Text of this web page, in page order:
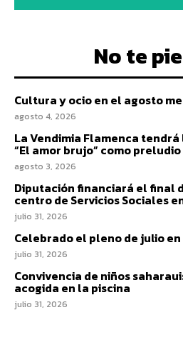
No te
Cultura y ocio en el agosto
agosto 4, 2026
La Vendimia Flamenca
“El amor brujo” como preludio
agosto 3, 2026
Diputación financiará el final
centro de Servicios Sociales
julio 31, 2026
Celebrado el pleno de julio
julio 31, 2026
Convivencia de niños
acogida en la piscina
julio 31, 2026